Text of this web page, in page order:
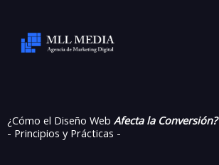
contenido
¿Cómo el Diseño Web Afecta la Conversión?
- Principios y Prácticas -